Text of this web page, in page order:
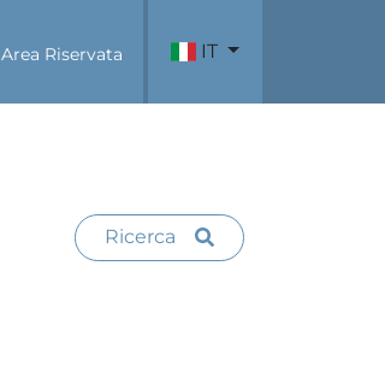
Area Riservata IT
Ricerca